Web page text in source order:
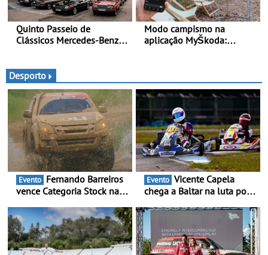
Quinto Passeio de
Clássicos Mercedes-Benz
Modo campismo na
aplicação MyŠkoda:
Desporto
Evento
vence Categoria Stock na
conquista importante
triunfo para o Mundial de
Bajas
Evento
chega a Baltar na luta por
Piloto de Beja disputa a 3ª
com ambição renovada de
regressar ao pódio